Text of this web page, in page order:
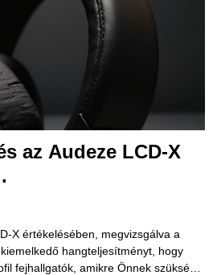
az Audeze LCD-X
X értékelésében, megvizsgálva a
hangteljesítményt, hogy
fejhallgatók, amikre Önnek szüksége